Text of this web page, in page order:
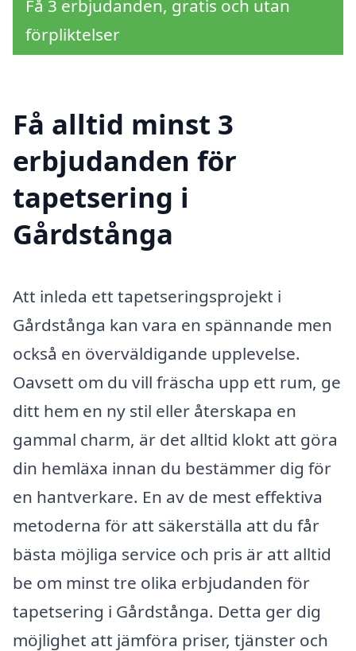
Få 3 erbjudanden, gratis och utan
förpliktelser
Få alltid minst 3
erbjudanden för
tapetsering i
Gårdstånga
Att inleda ett tapetseringsprojekt i
Gårdstånga kan vara en spännande men
också en överväldigande upplevelse.
Oavsett om du vill fräscha upp ett rum, ge
ditt hem en ny stil eller återskapa en
gammal charm, är det alltid klokt att göra
din hemläxa innan du bestämmer dig för
en hantverkare. En av de mest effektiva
metoderna för att säkerställa att du får
bästa möjliga service och pris är att alltid
be om minst tre olika erbjudanden för
tapetsering i Gårdstånga. Detta ger dig
möjlighet att jämföra priser, tjänster och